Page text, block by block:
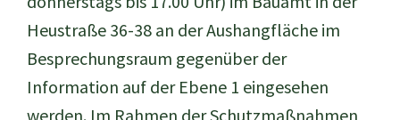
Heustraße 36-38 an der Aushangfläche im
Besprechungsraum gegenüber der
Information auf der Ebene 1 eingesehen
werden. Im Rahmen der Schutzmaßnahmen